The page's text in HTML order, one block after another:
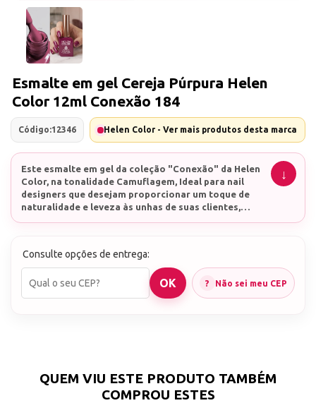
Esmalte em gel Cereja Púrpura Helen
Color 12ml Conexão 184
Código:12346 Helen Color - Ver mais produtos desta marca
Este esmalte em gel da coleção "Conexão" da Helen
Color, na tonalidade Camuflagem, Ideal para nail
designers que desejam proporcionar um toque de
naturalidade e leveza às unhas de suas clientes,
Consulte opções de entrega:
Não sei meu CEP
QUEM VIU ESTE PRODUTO TAMBÉM
COMPROU ESTES